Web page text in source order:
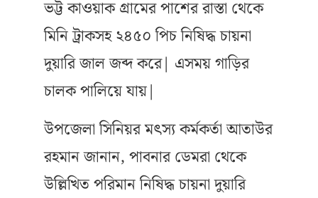
ভট্ট কাওয়াক গ্রামের পাশের রাস্তা থেকে
মিনি ট্রাকসহ ২৪৫০ পিচ নিষিদ্ধ চায়না
দুয়ারি জাল জব্দ করে| এসময় গাড়ির
চালক পালিয়ে যায়|
উপজেলা সিনিয়র মৎস্য কর্মকর্তা আতাউর
রহমান জানান, পাবনার ডেমরা থেকে
উল্লিখিত পরিমান নিষিদ্ধ চায়না দুয়ারি